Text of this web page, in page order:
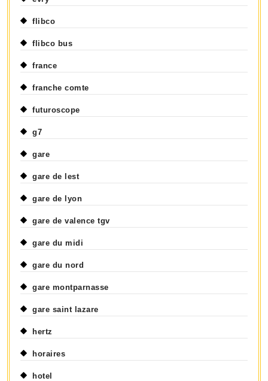
flibco
flibco bus
france
franche comte
futuroscope
g7
gare
gare de lest
gare de lyon
gare de valence tgv
gare du midi
gare du nord
gare montparnasse
gare saint lazare
hertz
horaires
hotel